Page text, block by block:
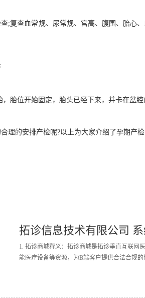
;复查血常规、尿常规、宫高、腹围、胎心
，胎位开始固定，胎头已经下来，并卡在盆
理的安排产检呢?以上为大家介绍了孕期产
拓诊信息技术有限公司
1. 拓诊商城释义：拓诊商城是拓诊垂直互联网
能医疗设备等资源，为B端客户提供合法合规